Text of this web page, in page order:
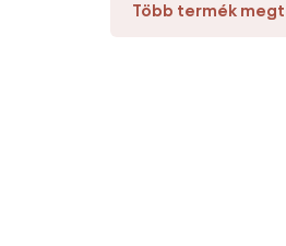
Több termék